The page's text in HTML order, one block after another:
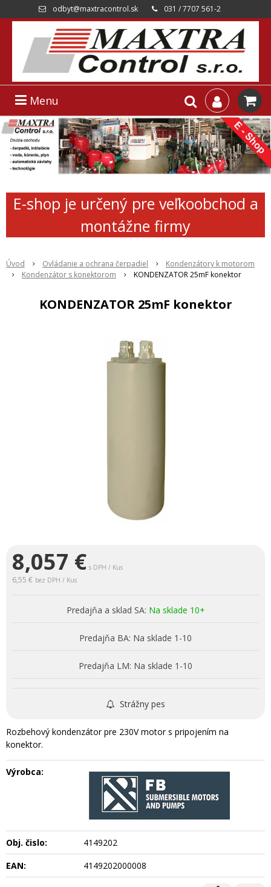
odbyt@maxtracontrol.sk 031 / 7707 561-2
Menu
E-shop je určený pre veľkoobchod a
montážne firmy
Úvod Ovládanie a ochrana čerpadiel
Kondenzátory k motorom
Kondenzátor s konektorom
KONDENZATOR 25mF konektor
KONDENZATOR 25mF konektor
8,057 € s DPH / Kus
6,55 € bez DPH / Kus
Predajňa a sklad SA: Na sklade 10+
Predajňa BA: Na sklade 1-10
Predajňa LM: Na sklade 1-10
Strážny pes
Rozbehový kondenzátor pre 230V motor s pripojením na
konektor.
Výrobca:
Obj. čislo:
4149202
EAN:
4149202000008